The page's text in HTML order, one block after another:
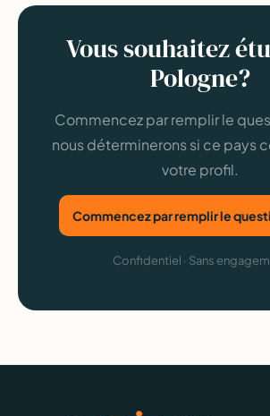
Vous souhaitez
Pologne?
Commencez par remplir le
nous déterminerons si ce pays
votre profil.
Commencez par remplir le
Confidentiel · Sans